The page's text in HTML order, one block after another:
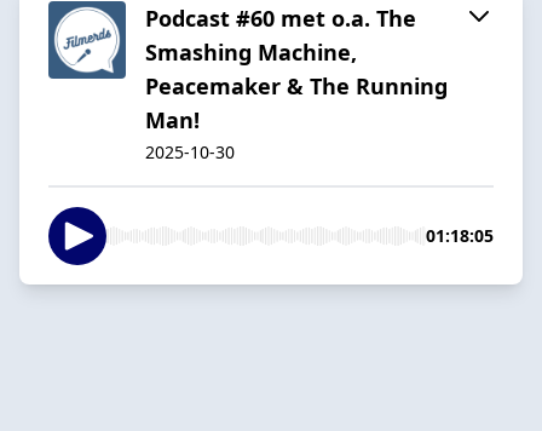
Podcast #60 met o.a. The
Smashing Machine,
Peacemaker & The Running
Man!
2025-10-30
01:18:05